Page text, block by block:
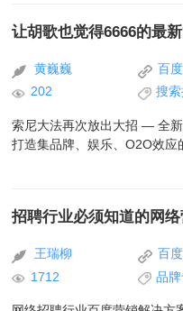
让胡歌也觉得6666的最
黄巍巍
百
202
搜
索尼大法再次放出大招 — 全
打造集品牌、娱乐、O2O效应
招聘行业必须知道的网
王瑞柳
百
1712
品